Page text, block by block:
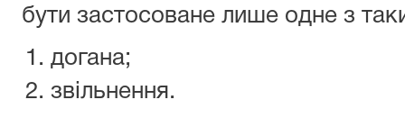
бути застосоване лише одне з
догана;
звільнення.